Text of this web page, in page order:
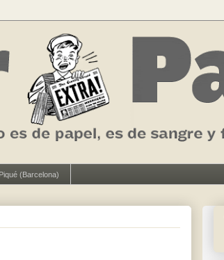
(Barcelona)